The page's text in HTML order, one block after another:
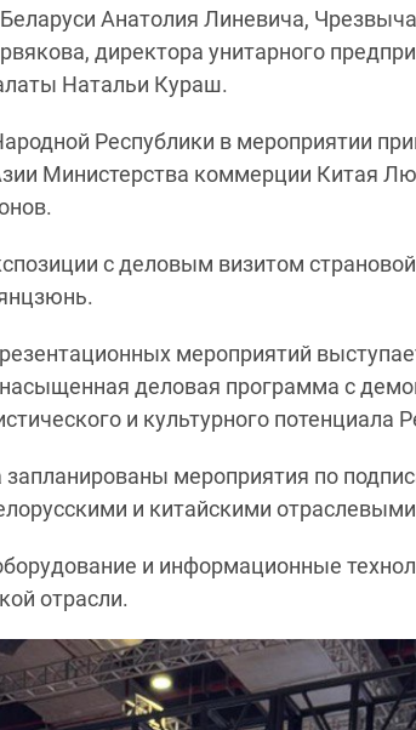
Анатолия Линевича,
директора унитарного
Натальи Кураш.
Республики в мероприятии
Министерства коммерции Китая
с деловым визитом
мероприятий
деловая программа с
и культурного потенциала
мероприятия по
и китайскими
и информационные
отрасли.